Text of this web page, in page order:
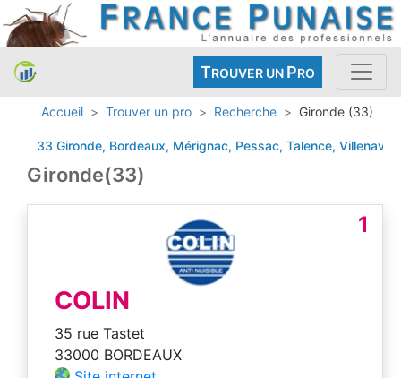
TROUVER UN PRO
Accueil Trouver un pro Recherche Gironde (33)
33 Gironde, Bordeaux, Mérignac, Pessac, Talence, Villenave-
Gironde(33)
1
COLIN
35 rue Tastet
33000 BORDEAUX